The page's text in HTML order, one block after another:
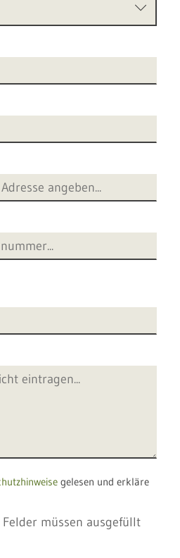
gelesen und erkläre
müssen ausgefüllt